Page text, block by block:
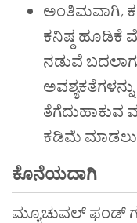
ಅಂತಿಮವಾಗಿ,
ಕನಿಷ್ಠ ಹೂಡಿಕೆ
ನಡುವೆ
ತೆಗೆದುಹಾಕುವ
ಕಡಿಮೆ ಮಾಡಲು
ಕೊನೆಯದಾಗಿ
ಮ್ಯೂಚುವಲ್ ಫಂಡ್